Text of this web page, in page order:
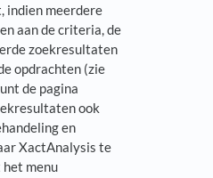
indien meerdere
aan de criteria, de
zoekresultaten
opdrachten (zie
de pagina
ook
en
XactAnalysis te
menu